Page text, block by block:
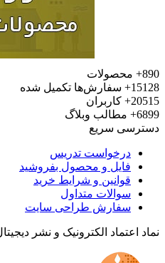
محصولات
سفارش‌ها تکمیل شده
کاربران
مطالب وبلاگ
سریع
درخواست تدریس
فایل و محصول بفروشید
قوانین و شرایط خرید
سوالات متداول
سفارش طراحی سایت
اعتماد الکترونیک و نشر دیجیتال